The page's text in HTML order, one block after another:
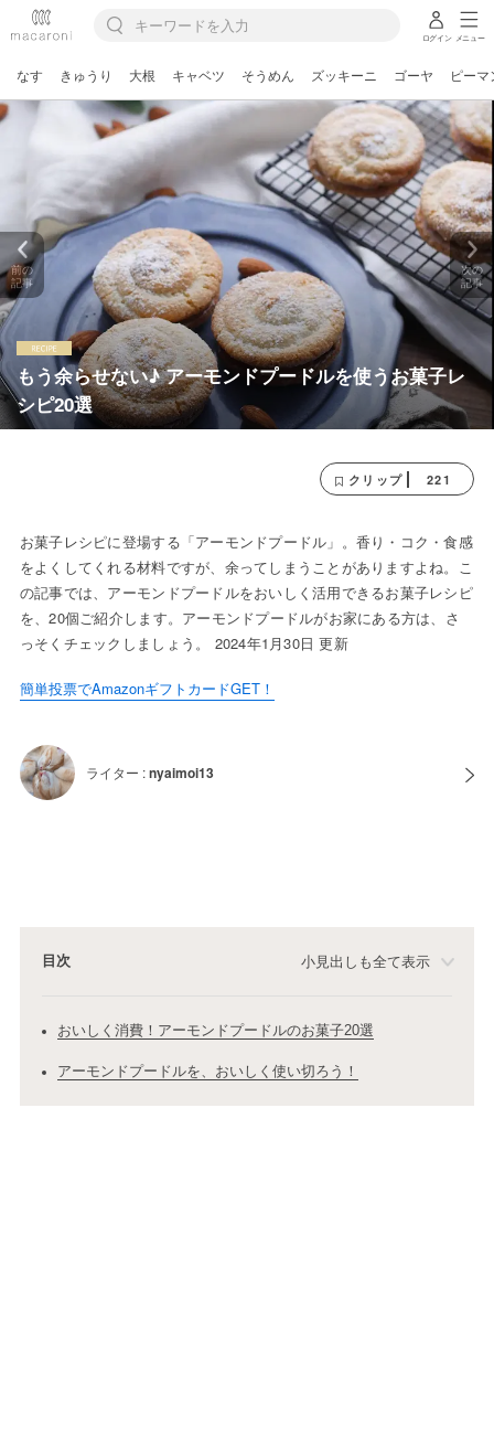
ログイン メニュー
なす きゅうり 大根 キャベツ そうめん ズッキーニ ゴーヤ ピーマ
もう余らせない♪ アーモンドプードルを使うお菓子レ
シピ20選
前の
記事
次の
記事
クリップ 221
お菓子レシピに登場する「アーモンドプードル」。香り・コク・食感
をよくしてくれる材料ですが、余ってしまうことがありますよね。こ
の記事では、アーモンドプードルをおいしく活用できるお菓子レシピ
を、20個ご紹介します。アーモンドプードルがお家にある方は、さ
っそくチェックしましょう。 2024年1月30日 更新
簡単投票でAmazonギフトカードGET！
ライター :nyaimoi13
目次 小見出しも全て表示
おいしく消費！アーモンドプードルのお菓子20選
アーモンドプードルを、おいしく使い切ろう！